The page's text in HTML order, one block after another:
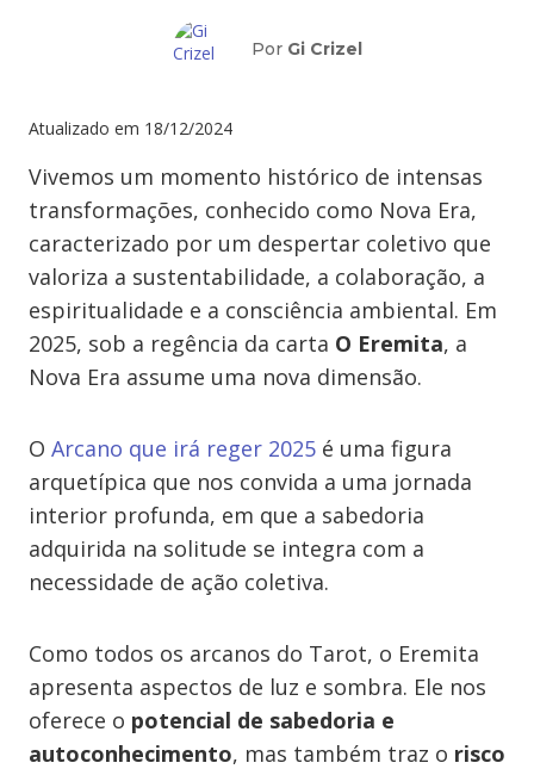
Por Gi Crizel
Atualizado em 18/12/2024
Vivemos um momento histórico de intensas
transformações, conhecido como Nova Era,
caracterizado por um despertar coletivo que
valoriza a sustentabilidade, a colaboração, a
espiritualidade e a consciência ambiental. Em
2025, sob a regência da carta O Eremita, a
Nova Era assume uma nova dimensão.
O Arcano que irá reger 2025 é uma figura
arquetípica que nos convida a uma jornada
interior profunda, em que a sabedoria
adquirida na solitude se integra com a
necessidade de ação coletiva.
Como todos os arcanos do Tarot, o Eremita
apresenta aspectos de luz e sombra. Ele nos
oferece o potencial de sabedoria e
autoconhecimento, mas também traz o risco